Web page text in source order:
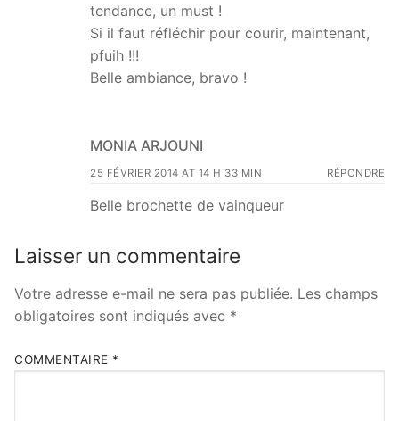
tendance, un must !
Si il faut réfléchir pour courir, maintenant,
pfuih !!!
Belle ambiance, bravo !
MONIA ARJOUNI
25 FÉVRIER 2014 AT 14 H 33 MIN RÉPONDRE
Belle brochette de vainqueur
Laisser un commentaire
Votre adresse e-mail ne sera pas publiée. Les champs
obligatoires sont indiqués avec *
COMMENTAIRE *